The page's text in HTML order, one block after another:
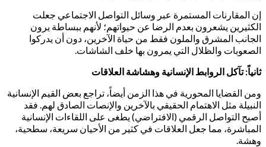
إن المقارنات المستمرة عبر وسائل التواصل الاجتماعي جعلت
الكثيرين يشعرون بعدم الرضا عن حيواتهم؛ لأنهم ببساطة يرون
الجانب المشرق والملون فقط من حياة الآخرين، دون أن يدركوا
الصعوبات والظلال التي يمرون بها خلف الشاشات.
ثانياً: تآكل الروابط الإنسانية وهشاشة العلاقات
ومن القضايا المحورية في هذا الزمن أيضاً، تراجع بعض القيم الإنسانية
النبيلة مثل الاهتمام الحقيقي بالآخرين والإنصات الصادق لهم. فقد
أصبح التواصل الرقمي (الافتراضي) يطغى على اللقاءات الإنسانية
المباشرة، مما جعل العلاقات في كثير من الأحيان سريعة، سطحية،
وهشة.